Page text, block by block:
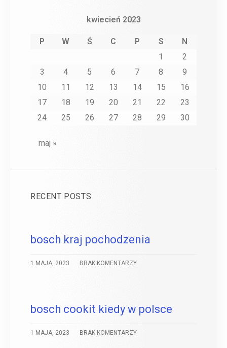
kwiecień 2023
P W Ś C P S
N
1
2
3
4 5 6 7 8
9
10
11 12 13 14 15
16
17
18 19 20 21 22
23
24
25 26 27 28 29 30
maj »
RECENT POSTS
bosch kraj pochodzenia
1 MAJA, 2023 BRAK KOMENTARZY
bosch cookit kiedy w polsce
1 MAJA, 2023 BRAK KOMENTARZY